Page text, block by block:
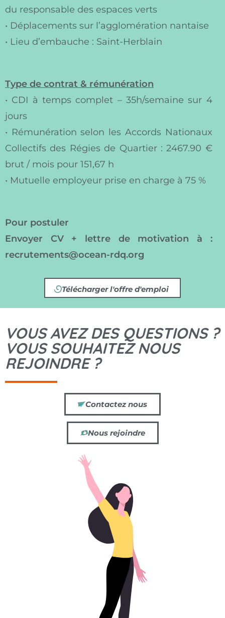
du responsable des espaces verts
• Déplacements sur l’agglomération nantaise
• Lieu d’embauche : Saint-Herblain
Type de contrat & rémunération
• CDI à temps complet – 35h/semaine sur 4
jours
• Rémunération selon les Accords Nationaux
Collectifs des Régies de Quartier : 2467.90 €
brut / mois pour 151,67 h
• Mutuelle employeur prise en charge à 75 %
Pour postuler
Envoyer CV + lettre de motivation à :
recrutements@ocean-rdq.org
Télécharger l'offre d'emploi
VOUS AVEZ DES QUESTIONS ?
VOUS SOUHAITEZ NOUS
REJOINDRE ?
Contactez nous
Nous rejoindre